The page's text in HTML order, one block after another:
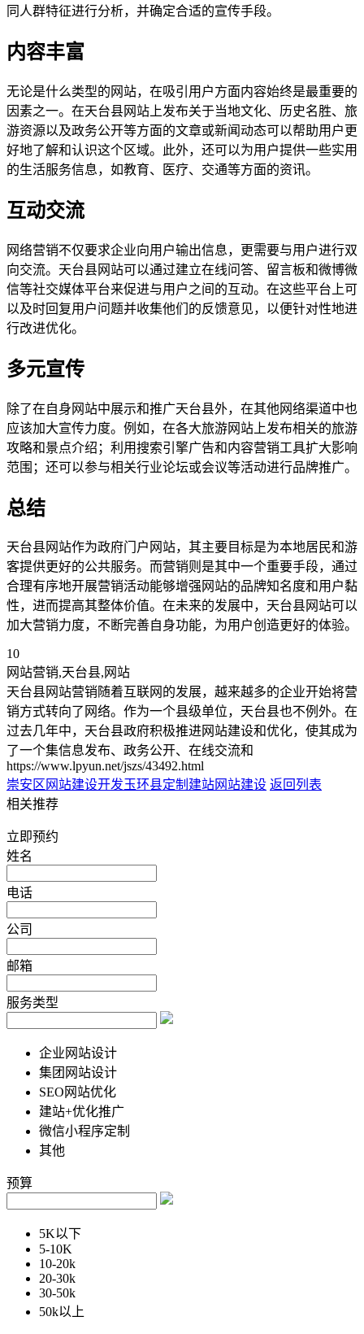
同人群特征进行分析，并确定合适的宣传手段。
内容丰富
无论是什么类型的网站，在吸引用户方面内容始终是最重要的
因素之一。在天台县网站上发布关于当地文化、历史名胜、旅
游资源以及政务公开等方面的文章或新闻动态可以帮助用户更
好地了解和认识这个区域。此外，还可以为用户提供一些实用
的生活服务信息，如教育、医疗、交通等方面的资讯。
互动交流
网络营销不仅要求企业向用户输出信息，更需要与用户进行双
向交流。天台县网站可以通过建立在线问答、留言板和微博微
信等社交媒体平台来促进与用户之间的互动。在这些平台上可
以及时回复用户问题并收集他们的反馈意见，以便针对性地进
行改进优化。
多元宣传
除了在自身网站中展示和推广天台县外，在其他网络渠道中也
应该加大宣传力度。例如，在各大旅游网站上发布相关的旅游
攻略和景点介绍；利用搜索引擎广告和内容营销工具扩大影响
范围；还可以参与相关行业论坛或会议等活动进行品牌推广。
总结
天台县网站作为政府门户网站，其主要目标是为本地居民和游
客提供更好的公共服务。而营销则是其中一个重要手段，通过
合理有序地开展营销活动能够增强网站的品牌知名度和用户黏
性，进而提高其整体价值。在未来的发展中，天台县网站可以
加大营销力度，不断完善自身功能，为用户创造更好的体验。
10
网站营销,天台县,网站
天台县网站营销随着互联网的发展，越来越多的企业开始将营
销方式转向了网络。作为一个县级单位，天台县也不例外。在
过去几年中，天台县政府积极推进网站建设和优化，使其成为
了一个集信息发布、政务公开、在线交流和
https://www.lpyun.net/jszs/43492.html
崇安区网站建设开发玉环县定制建站网站建设 返回列表
相关推荐
立即预约
姓名
电话
公司
邮箱
服务类型
企业网站设计
集团网站设计
SEO网站优化
建站+优化推广
微信小程序定制
其他
预算
5K以下
5-10K
10-20k
20-30k
30-50k
50k以上